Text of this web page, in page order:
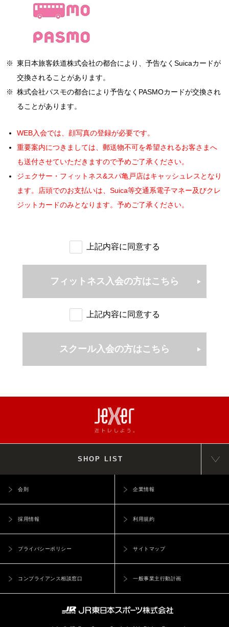
第 30 条により入会したクラブの全部を閉鎖したとき
(退会) 第10条
会員が自己都合により退会する場合は、クラブが指定した期日
までに会員本人若しくはその保護者がクラブ所定の手続きを完
た期日の締め切り当月の月末で退会することができます。
特別の事情がある場合を除き代理人による手続き又は電話その
他の方法による申し出は受付できません。
(契約解除) 第11条
除とすることができます。また契約解除となった場合、第15条に
定める諸会費の返還はいたしません。
(1)
法令、本会則、その他クラブの定める規則に違反したとき
クラブの名誉を毀損し、又は秩序を乱したとき
(4)
第 15 条に定める諸会費を 3 ヶ月以上滞納し、請求があって
スタッフの指示に従わないなどの行為によりクラブ運営に支
他の方やスタッフに対し迷惑となる行為をしたとき
(8)
第 24 条の禁止事項に違反したとき
第 25 条の利用禁止の各号いずれかに該当することを偽って
入会手続き以降、在籍の意思が確認できない場合はクラブの
休会希望前月のクラブが指定した期日までに所定の手続きを完
了し、第15条に定める諸会費を支払うことにより月単位で休会
期間終了に関するクラブからの連絡は行いません。
休会期間中に復会を希望する場合は、休会取消をすることがで
き、復会手続きをした日に、第15条に定める休会費と休会前の
に生じる会員、第三者への損害の責を負いません。
会員は入会申込時に申告した情報に変更があった場合には、速
やかに変更手続きを行うものとします。
イル・IC）をご持参ください。お持ちでない場合は入館をお断
■月会費のお支払いに登録されたクレジットカードの変更について
クレジットカードの変更はWEBサービスでの手続き時に表示
された、期間より適用となります。
上記期間より以前の月会費に未納がある場合、合算請求させて
■個人情報の取得について
要配慮個人情報を取得する場合があります。その際には個人情
報保護委員会の発行する個人情報ガイドラインに基づき取得さ
せて頂きます。
（1）本サービスにかかるコンピュータシステムの保守点検または
（2）地震、落雷、火災、停電またはその他の天災などによる不可
（3）コンピュータまたは通信回線等が事故により停止した場合
（4）その他、当社が本サービスの提供の停止または中断が必要と
判断した場合
ーまたは第三者が被ったいかなる不利益または損害について、理
（本サービス内容と本サービス内容の変更）
第6条 本サービスにおいて提供される提供内容は下記のとおりで
す
・レッスン、スクールの振替、予約、欠席の登録、変更の届出
・メールの配信
緊急案内メール･･･施設の不具合、休講等を案内するEメール（自
（登録後に受取の設定が可能）
2. 当社は、ユーザーに通知することなく、本サービスの内容を
変更しまたは本サービスの提供を中止することができるものと
し、これによってユーザーに生じた損害について一切の責任を負
第7条 ユーザーは、本サービスを利用し自ら操作し登録した前条
押すことでユーザーの承認行為、届出の申請となり、当社からの
いかんを問わず、届出は成立します。
（利用制限および登録抹消）
第8条 当社は、以下の各号いずれかに当てはまる場合には、事前
の通知なく、ユーザーに対して本サービスの全部もしくは一部の
利用を制限しまたはユーザーとしての登録を抹消することができ
（4）ユーザーからの申請があった場合
（5）その他、当社が本サービスの利用を適当でないと判断した場
合
第9条 ユーザーは、本サービスの利用において行う個人情報のイ
社は、当社の責に帰すべき事由による場合を除き一切の責任を負
※ 東日本旅客鉄道株式会社の都合により、予告なくSuicaカードが
交換されることがあります。
※ 株式会社パスモの都合により予告なくPASMOカードが交換され
ることがあります。
WEB入会では、顔写真の登録が必要です。
重要案内につきましては、郵送物不可を希望されるお客さまへ
も送付させていただきますので予めご了承ください。
ジェクサー・フィットネス&スパ亀戸店はキャッシュレスとなり
ます。店頭でのお支払いは、Suica等交通系電子マネー及びクレ
ジットカードのみとなります。予めご了承ください。
上記内容に同意する
フィットネス入会の方はこちら
上記内容に同意する
スクール入会の方はこちら
SHOP LIST
会則 企業情報
採用情報 利用規約
プライバシーポリシー サイトマップ
コンプライアンス相談窓口 一般事業主行動計画